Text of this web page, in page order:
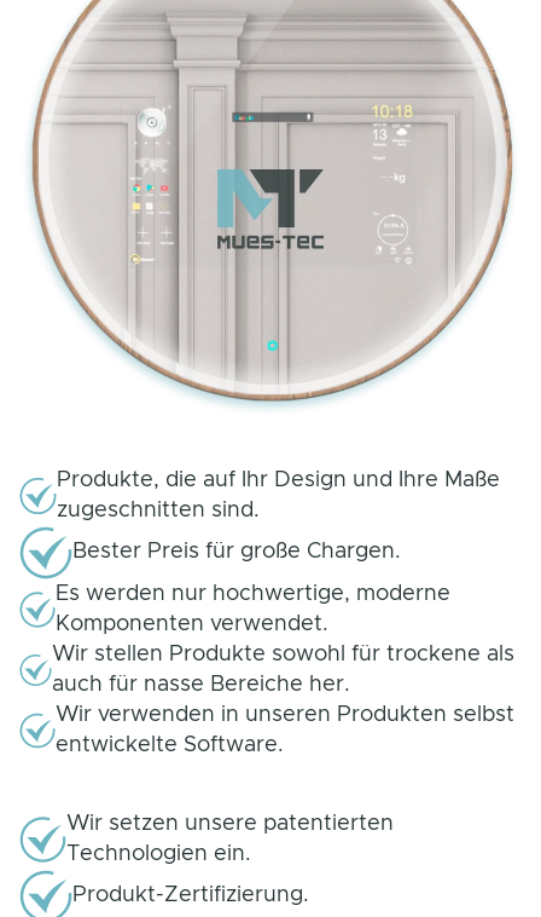
Produkte, die auf Ihr Design und Ihre Maße
zugeschnitten sind.
Bester Preis für große Chargen.
Es werden nur hochwertige, moderne
Komponenten verwendet.
Wir stellen Produkte sowohl für trockene als
auch für nasse Bereiche her.
Wir verwenden in unseren Produkten selbst
entwickelte Software.
Wir setzen unsere patentierten
Technologien ein.
Produkt-Zertifizierung.